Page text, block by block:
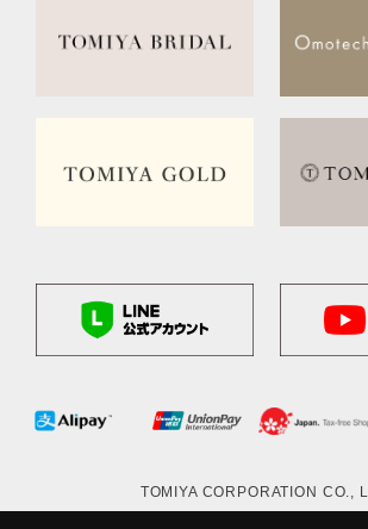
TOMIYA CORPORATION CO.,